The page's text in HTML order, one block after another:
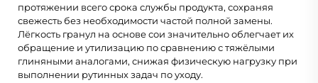
протяжении всего срока службы продукта, сохраняя
свежесть без необходимости частой полной замены.
Лёгкость гранул на основе сои значительно облегчает их
обращение и утилизацию по сравнению с тяжёлыми
глиняными аналогами, снижая физическую нагрузку при
выполнении рутинных задач по уходу.